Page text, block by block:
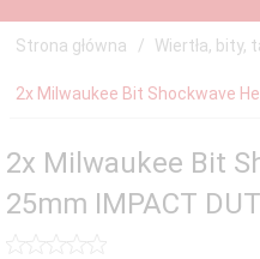
Strona główna Wiertła, bity,
2x Milwaukee Bit Shockwave
2x Milwaukee Bit
25mm IMPACT